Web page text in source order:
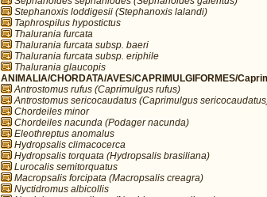
Stephanoxis loddigesii (Stephanoxis lalandi)
Taphrospilus hypostictus
Thalurania furcata
Thalurania furcata subsp. baeri
Thalurania furcata subsp. eriphile
Thalurania glaucopis
ANIMALIA/CHORDATA/AVES/CAPRIMULGIFORMES/
Antrostomus rufus (Caprimulgus rufus)
Antrostomus sericocaudatus (Caprimulgus
Chordeiles minor
Chordeiles nacunda (Podager nacunda)
Eleothreptus anomalus
Hydropsalis climacocerca
Hydropsalis torquata (Hydropsalis brasiliana)
Lurocalis semitorquatus
Macropsalis forcipata (Macropsalis creagra)
Nyctidromus albicollis